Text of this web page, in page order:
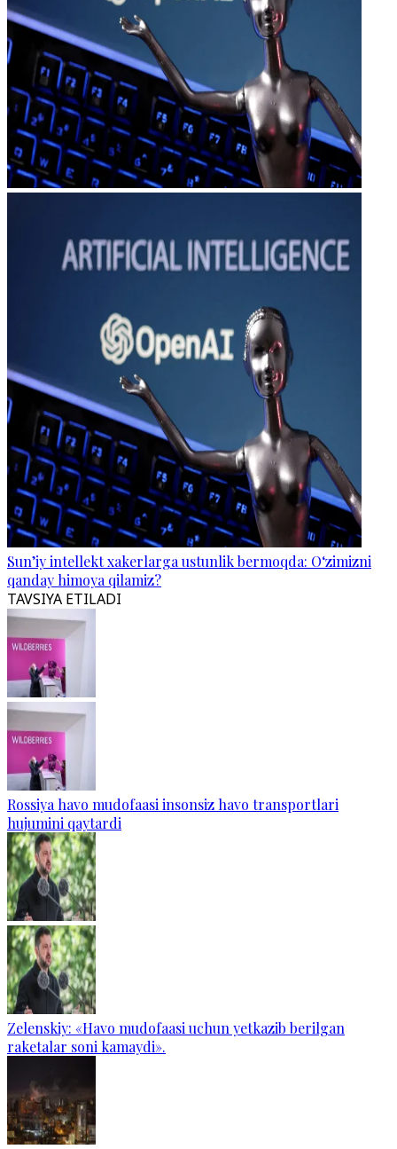
Sun’iy intellekt xakerlarga ustunlik bermoqda: O‘zimizni
qanday himoya qilamiz?
TAVSIYA ETILADI
Rossiya havo mudofaasi insonsiz havo transportlari
hujumini qaytardi
Zelenskiy: «Havo mudofaasi uchun yetkazib berilgan
raketalar soni kamaydi».